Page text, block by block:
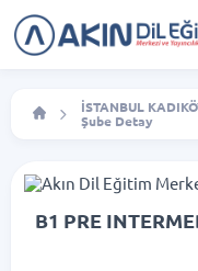
İSTANBUL
Şube Detay
B1 PRE